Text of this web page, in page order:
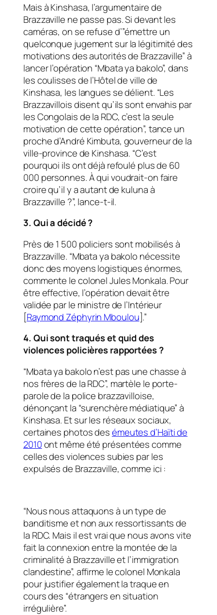
Mais à Kinshasa, l’argumentaire de
Brazzaville ne passe pas. Si devant les
caméras, on se refuse d’”émettre un
quelconque jugement sur la légitimité des
motivations des autorités de Brazzaville” à
lancer l’opération “Mbata ya bakolo”, dans
les coulisses de l’Hôtel de ville de
Kinshasa, les langues se délient. “Les
Brazzavillois disent qu’ils sont envahis par
les Congolais de la RDC, c’est la seule
motivation de cette opération”, tance un
proche d’André Kimbuta, gouverneur de la
ville-province de Kinshasa. “C’est
pourquoi ils ont déjà refoulé plus de 60
000 personnes. À qui voudrait-on faire
croire qu’il y a autant de kuluna à
Brazzaville ?”, lance-t-il.
3. Qui a décidé ?
Près de 1 500 policiers sont mobilisés à
Brazzaville. “Mbata ya bakolo nécessite
donc des moyens logistiques énormes,
commente le colonel Jules Monkala. Pour
être effective, l’opération devait être
validée par le ministre de l’Intérieur
[Raymond Zéphyrin Mboulou].”
4. Qui sont traqués et quid des
violences policières rapportées ?
“Mbata ya bakolo n’est pas une chasse à
nos frères de la RDC”, martèle le porte-
parole de la police brazzavilloise,
dénonçant la “surenchère médiatique” à
Kinshasa. Et sur les réseaux sociaux,
certaines photos desémeutes d’Haïti de
2010ont même été présentées comme
celles des violences subies par les
expulsés de Brazzaville, comme ici :
“Nous nous attaquons à un type de
banditisme et non aux ressortissants de
la RDC. Mais il est vrai que nous avons vite
fait la connexion entre la montée de la
criminalité à Brazzaville et l’immigration
clandestine”, affirme le colonel Monkala
pour justifier également la traque en
cours des “étrangers en situation
irrégulière”.